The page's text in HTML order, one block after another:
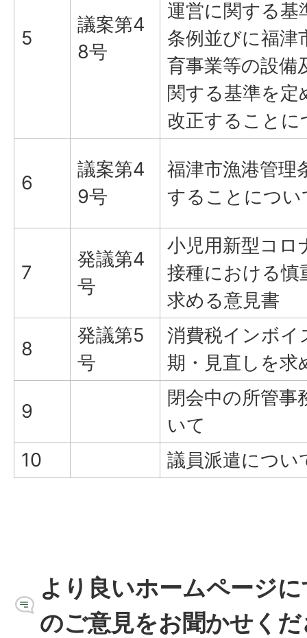
5
議案第4
8号
運営に関する基
条例並びに福津
育事業等の設備
関する基準を定
改正することに
6
議案第4
9号
福津市漁港管理
することについ
7
発議第4
号
小児用新型コロ
接種における慎
求める意見書
8
発議第5
号
消費税インボイ
期・見直しを求
9
閉会中の所管事
いて
10
議員派遣につい
より良いホームページ
のご意見をお聞かせく